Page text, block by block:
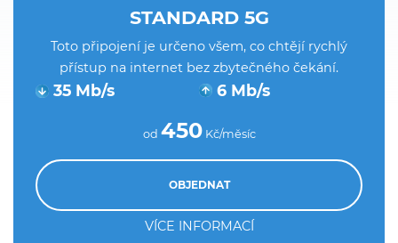
STANDARD 5G
Toto připojení je určeno všem, co chtějí rychlý
přístup na internet bez zbytečného čekání.
35 Mb/s 6 Mb/s
od 450Kč/měsíc
OBJEDNAT
VÍCE INFORMACÍ